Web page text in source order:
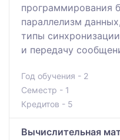
программирования
параллелизм
типы
и передачу
Год обучения - 2
Семестр - 1
Кредитов - 5
Вычислительная